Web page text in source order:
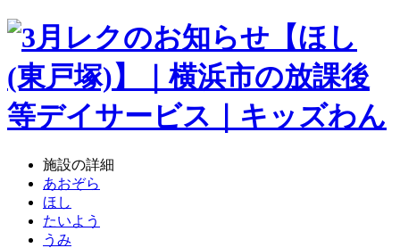
施設の詳細
あおぞら
ほし
たいよう
うみ